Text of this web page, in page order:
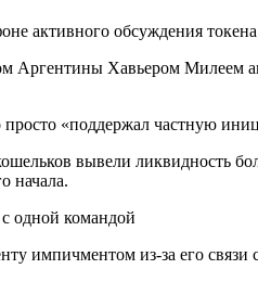
активного обсуждения
Аргентины Хавьером Милеем
«поддержал частную
вывели ликвидность
начала.
одной командой
импичментом из-за его